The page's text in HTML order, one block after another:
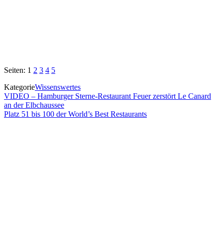
Seiten: 1 2 3 4 5
KategorieWissenswertes
VIDEO – Hamburger Sterne-Restaurant Feuer zerstört Le Canard
an der Elbchaussee
Platz 51 bis 100 der World’s Best Restaurants